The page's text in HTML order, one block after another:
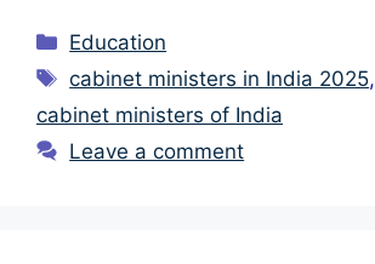
Categories
Education
Tags
cabinet ministers in India 2025,
cabinet ministers of India
Leave a comment